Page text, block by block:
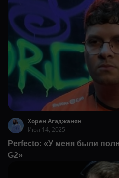
Хорен Агаджанян
Июл 14, 2025
Perfecto: «У меня были
G2»